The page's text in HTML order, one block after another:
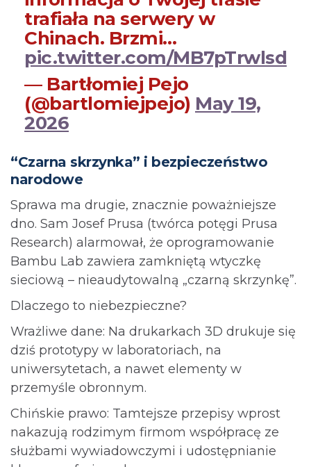
trafiała na serwery w
Chinach. Brzmi…
pic.twitter.com/MB7pTrwlsd
— Bartłomiej Pejo
(@bartlomiejpejo) May 19,
2026
“Czarna skrzynka” i bezpieczeństwo
narodowe
Sprawa ma drugie, znacznie poważniejsze
dno. Sam Josef Prusa (twórca potęgi Prusa
Research) alarmował, że oprogramowanie
Bambu Lab zawiera zamkniętą wtyczkę
sieciową – nieaudytowalną „czarną skrzynkę”.
Dlaczego to niebezpieczne?
Wrażliwe dane: Na drukarkach 3D drukuje się
dziś prototypy w laboratoriach, na
uniwersytetach, a nawet elementy w
przemyśle obronnym.
Chińskie prawo: Tamtejsze przepisy wprost
nakazują rodzimym firmom współpracę ze
służbami wywiadowczymi i udostępnianie